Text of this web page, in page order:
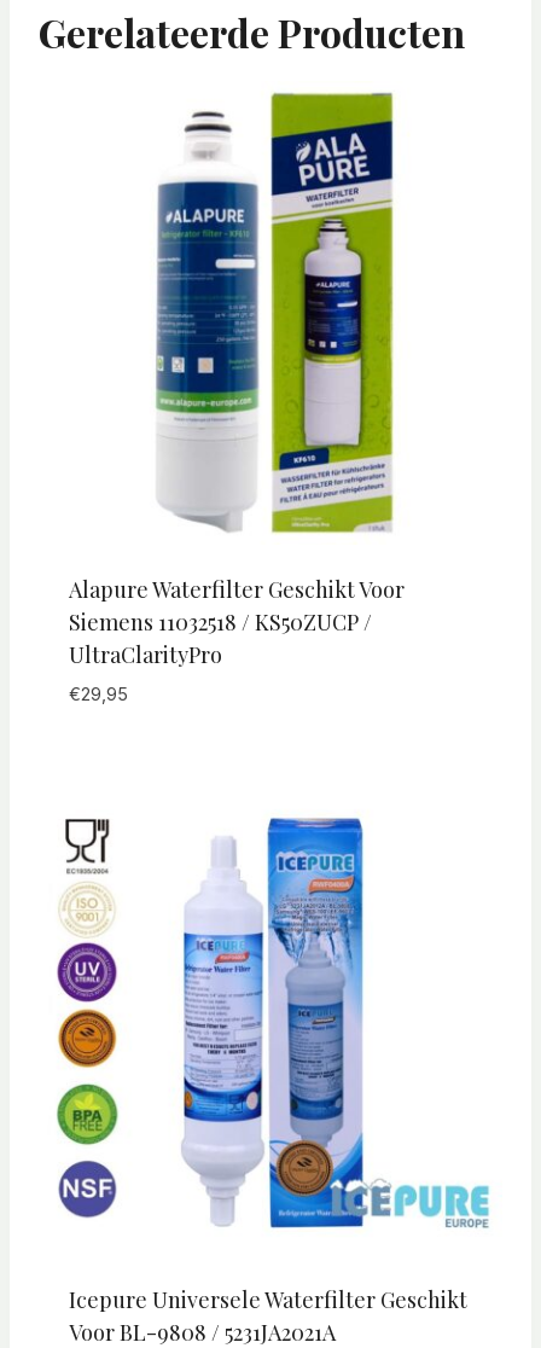
Gerelateerde Producten
Alapure Waterfilter Geschikt Voor
Siemens 11032518 / KS50ZUCP /
UltraClarityPro
€29,95
Icepure Universele Waterfilter Geschikt
Voor BL-9808 / 5231JA2021A